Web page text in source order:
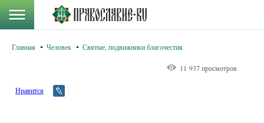
Главная Человек Святые, подвижники благочестия
11 937 просмотров
Нравится